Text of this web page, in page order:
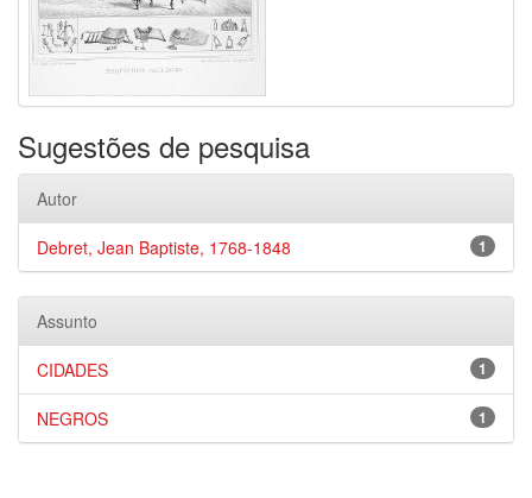
Sugestões de pesquisa
Autor
1
Debret, Jean Baptiste, 1768-1848
Assunto
1
CIDADES
1
NEGROS